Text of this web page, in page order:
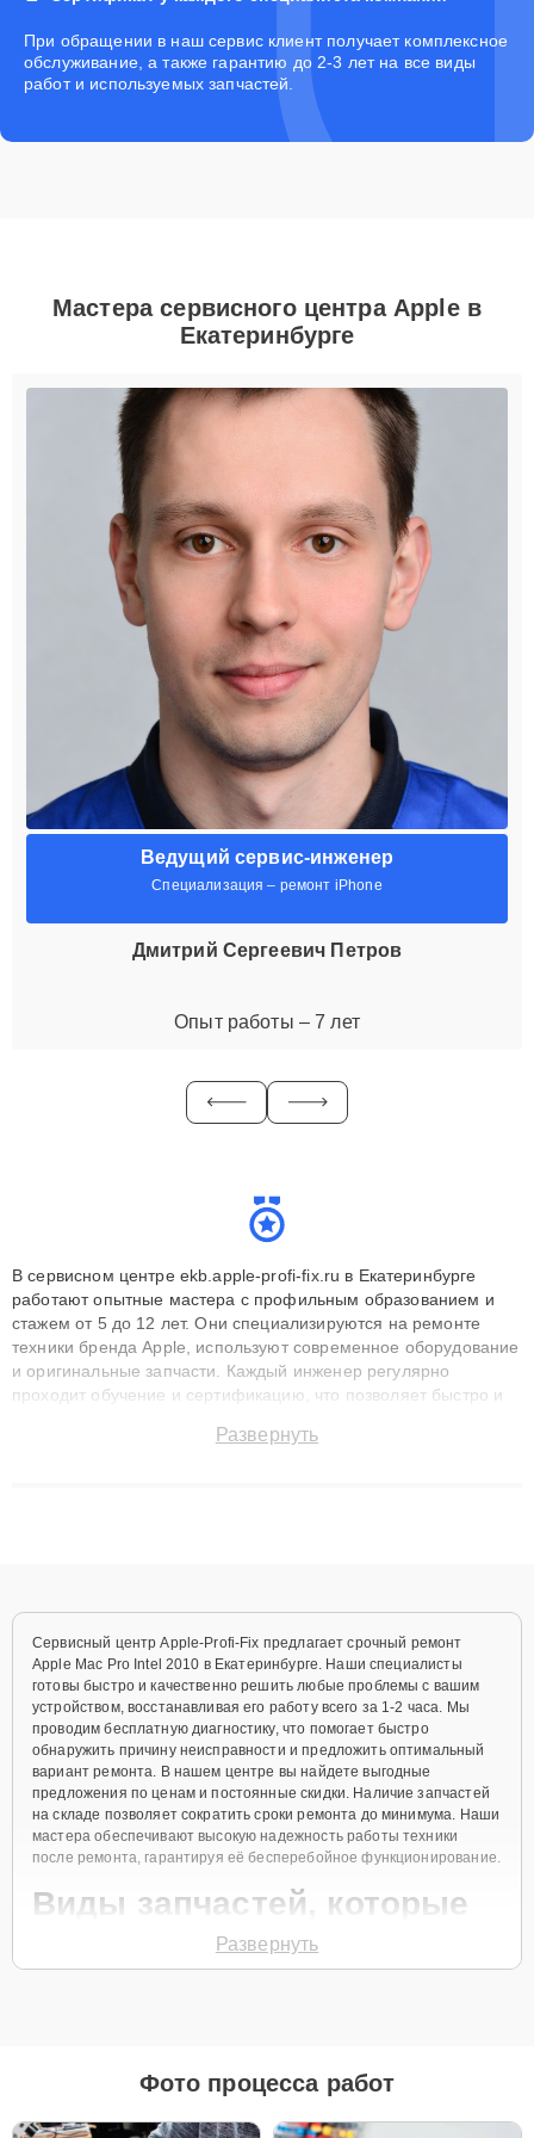
При обращении в наш сервис клиент получает комплексное
обслуживание, а также гарантию до 2-3 лет на все виды
работ и используемых запчастей.
Мастера сервисного центра Apple в
Екатеринбурге
Ведущий сервис-инженер
Специализация – ремонт iPhone
Дмитрий Сергеевич Петров
Опыт работы – 7 лет
В сервисном центре ekb.apple-profi-fix.ru в Екатеринбурге
работают опытные мастера с профильным образованием и
стажем от 5 до 12 лет. Они специализируются на ремонте
техники бренда Apple, используют современное оборудование
и оригинальные запчасти. Каждый инженер регулярно
проходит обучение и сертификацию, что позволяет быстро и
сохранением гарантии до 3 лет. Наши мастера решают
Развернуть
Сервисный центр Apple-Profi-Fix предлагает срочный ремонт
Apple Mac Pro Intel 2010 в Екатеринбурге. Наши специалисты
готовы быстро и качественно решить любые проблемы с вашим
устройством, восстанавливая его работу всего за 1-2 часа. Мы
проводим бесплатную диагностику, что помогает быстро
обнаружить причину неисправности и предложить оптимальный
вариант ремонта. В нашем центре вы найдете выгодные
предложения по ценам и постоянные скидки. Наличие запчастей
на складе позволяет сократить сроки ремонта до минимума. Наши
мастера обеспечивают высокую надежность работы техники
после ремонта, гарантируя её бесперебойное функционирование.
Виды запчастей, которые
мы используем
Как выбрать подходящие запчасти:
Если ваше устройство планируется использовать
Развернуть
Фото процесса работ